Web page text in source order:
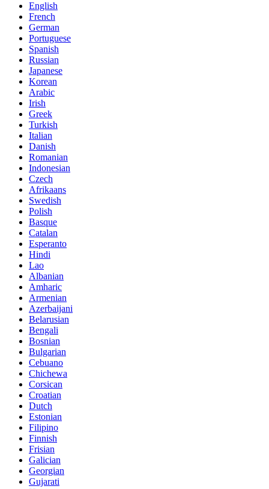
English
French
German
Portuguese
Spanish
Russian
Japanese
Korean
Arabic
Irish
Greek
Turkish
Italian
Danish
Romanian
Indonesian
Czech
Afrikaans
Swedish
Polish
Basque
Catalan
Esperanto
Hindi
Lao
Albanian
Amharic
Armenian
Azerbaijani
Belarusian
Bengali
Bosnian
Bulgarian
Cebuano
Chichewa
Corsican
Croatian
Dutch
Estonian
Filipino
Finnish
Frisian
Galician
Georgian
Gujarati